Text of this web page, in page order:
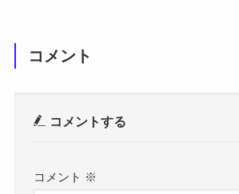
コメント
コメントする
コメント ※